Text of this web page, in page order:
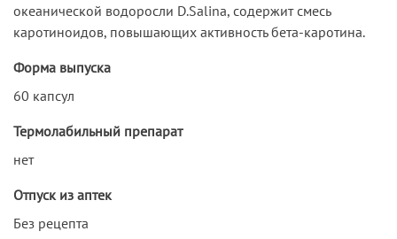
океанической водоросли D.Salina, содержит смесь
каротиноидов, повышающих активность бета-каротина.
Форма выпуска
60 капсул
Термолабильный препарат
нет
Отпуск из аптек
Без рецепта